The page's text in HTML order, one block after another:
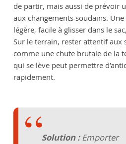
de partir, mais aussi de prévoir
aux changements soudains. Une
légère, facile à glisser dans le
Sur le terrain, rester attentif aux
comme une chute brutale de la
qui se lève peut permettre
rapidement.
Solution :Emporter